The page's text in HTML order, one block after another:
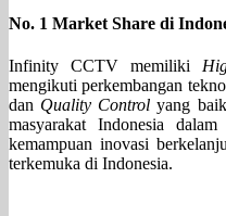
No. 1 Market Share di
Infinity CCTV memiliki
mengikuti perkembangan
dan Quality Control yang
masyarakat Indonesia
kemampuan inovasi
terkemuka di Indonesia.